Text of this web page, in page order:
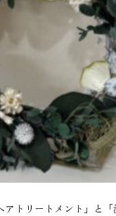
トリートメント」と「